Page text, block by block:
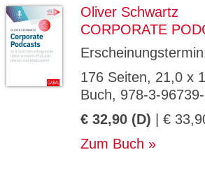
Oliver Schwartz
CORPORATE
176 Seiten, 21,0 x
Buch, 978-3-
€ 32,90 (D) | €
Zum Buch